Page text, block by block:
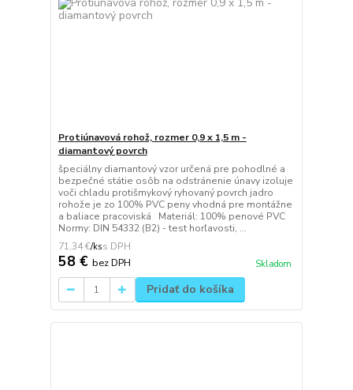
Protiúnavová rohož, rozmer 0,9 x 1,5 m -
diamantový povrch
špeciálny diamantový vzor určená pre pohodlné a
bezpečné státie osôb na odstránenie únavy izoluje
voči chladu protišmykový ryhovaný povrch jadro
rohože je zo 100% PVC peny vhodná pre montážne
a baliace pracoviská Materiál: 100% penové PVC
Normy: DIN 54332 (B2) - test horľavosti, ...
71,34 €/ks
58 € bez DPH Skladom
Pridať do košíka